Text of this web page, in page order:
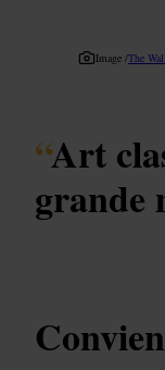
Image /The
“Art
grande